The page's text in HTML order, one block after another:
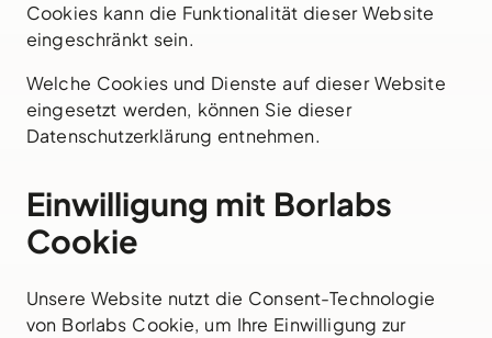
Cookies kann die Funktionalität dieser Website
eingeschränkt sein.
Welche Cookies und Dienste auf dieser Website
eingesetzt werden, können Sie dieser
Datenschutzerklärung entnehmen.
Einwilligung mit Borlabs
Cookie
Unsere Website nutzt die Consent-Technologie
von Borlabs Cookie, um Ihre Einwilligung zur